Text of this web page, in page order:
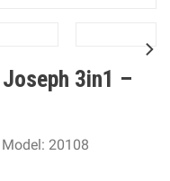
3in1 –
Model: 20108